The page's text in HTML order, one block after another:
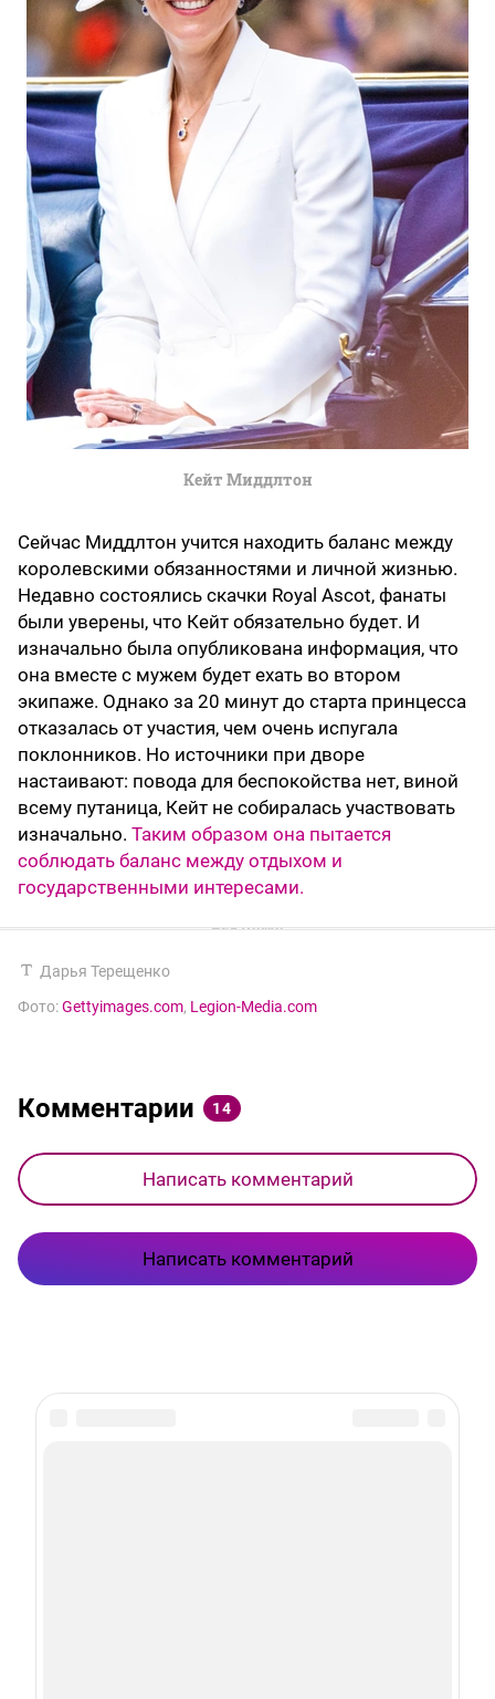
Кейт Миддлтон
Сейчас Миддлтон учится находить баланс между
королевскими обязанностями и личной жизнью.
Недавно состоялись скачки Royal Ascot, фанаты
были уверены, что Кейт обязательно будет. И
изначально была опубликована информация, что
она вместе с мужем будет ехать во втором
экипаже. Однако за 20 минут до старта принцесса
отказалась от участия, чем очень испугала
поклонников. Но источники при дворе
настаивают: повода для беспокойства нет, виной
всему путаница, Кейт не собиралась участвовать
изначально. Таким образом она пытается
соблюдать баланс между отдыхом и
государственными интересами.
Дарья Терещенко
Фото:Gettyimages.com, Legion-Media.com
Комментарии 14
Написать комментарий
Написать комментарий